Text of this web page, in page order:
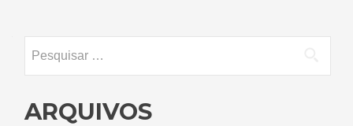
por:
ARQUIVOS